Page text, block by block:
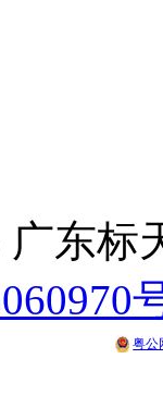
广东
粤公